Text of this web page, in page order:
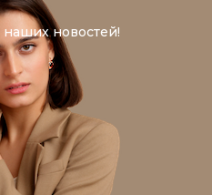
наших новостей!